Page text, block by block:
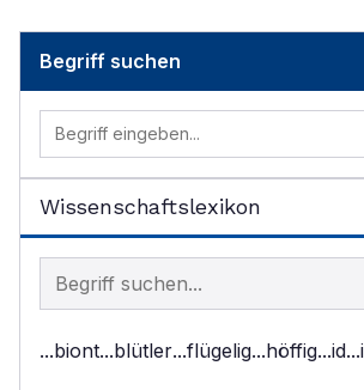
Begriff suchen
Wissenschaftslexikon
Begriff im Lexikon suchen
...biont...blütler...flügelig...höffig...id